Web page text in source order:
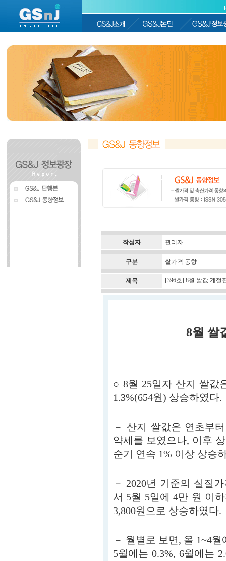
작성자 관리자
구분 쌀가격 동향
제목 [396호] 8월 쌀값 계절
8월 쌀
○ 8월 25일자 산지 쌀값
1.3%(654원) 상승하였다.
－ 산지 쌀값은 연초부
약세를 보였으나, 이후
순기 연속 1% 이상 상승
－ 2020년 기준의 실질
서 5월 5일에 4만 원 이
3,800원으로 상승하였다.
－ 월별로 보면, 올 1~4
5월에는 0.3%, 6월에는